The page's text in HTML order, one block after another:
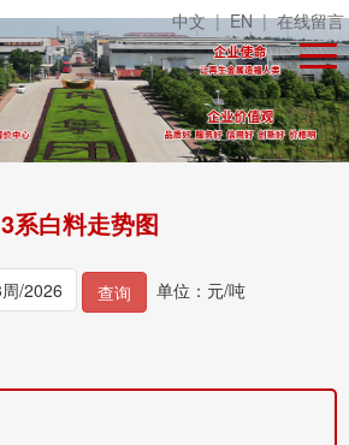
中文 | EN | 在线留言
3系白料走势图
查询 单位：元/吨